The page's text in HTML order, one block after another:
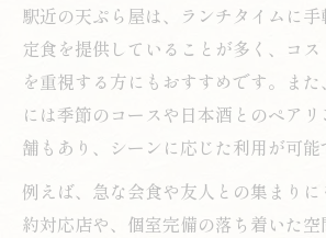
駅近の天ぷら屋は、ランチタイムに手
定食を提供していることが多く、コ
を重視する方にもおすすめです。ま
には季節のコースや日本酒とのペア
舗もあり、シーンに応じた利用が可能
例えば、急な会食や友人との集まり
約対応店や、個室完備の落ち着いた